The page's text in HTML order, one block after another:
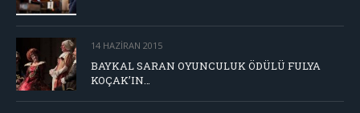
14 HAZIRAN 2015
BAYKAL SARAN OYUNCULUK ÖDÜLÜ FULYA
KOÇAK’IN…